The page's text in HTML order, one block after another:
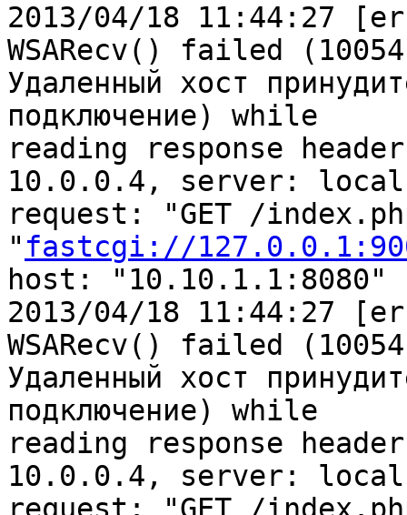
2013/04/18 11:44:27
WSARecv() failed
Удаленный хост
подключение) while
reading response
10.0.0.4, server:
request: "GET /
" fastcgi://
host: "10.10.1.1:8080"
2013/04/18 11:44:27
WSARecv() failed
Удаленный хост
подключение) while
reading response
10.0.0.4, server: